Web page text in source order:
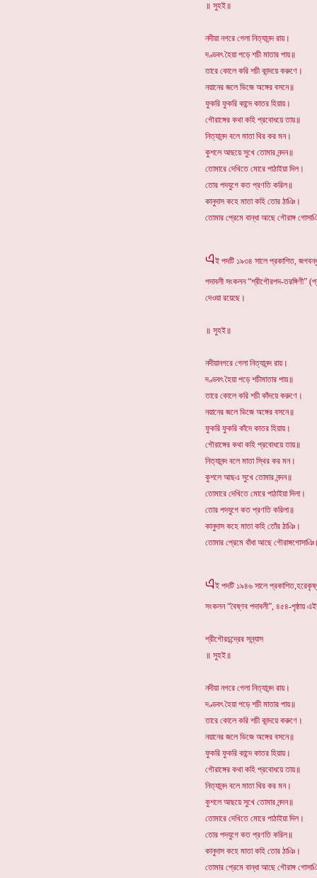
॥ সুহই॥
নদীয়া নগরে গেলা নিত্যানন্দ রায়।
দণ্ডবৎ হৈয়া পড়ে শচী মাতার পায়॥
তারে কোলে করি শচী কান্দয়ে করুণে।
নয়ানের জলে ভিজে অঙ্গের বসনে॥
ফুকরি ফুকরি কান্দে কাতর হিয়ায়।
গৌরাঙ্গের কথা কহি প্রবোধয়ে তায়॥
নিত্যানন্দ বলে মাতা থির কর মন।
কুশলে আছয়ে সুখে তোমার নন্দন॥
তোমারে দেখিতে মোরে পাঠাইয়া দিল।
তোর পদযুগে কত প্রণতি করিল॥
কানুদাস কহে মাতা কহি তোর ঠাঞি।
তোমার প্রেমে বান্ধা আছে গৌরাঙ্গ
এই পদটি ১৯৩৪ সালে প্রকাশিত,
পদাবলী সংকলন “শ্রীগৌরপদ-
দেওয়া রয়েছে।
॥ সুহই॥
নদীয়ানগরে গেলা নিত্যানন্দ রায়।
দণ্ডবৎ হৈয়া পড়ে শচীমাতার পায়॥
তারে কোলে করি শচী কাঁদয়ে করুণে।
নয়ানের জলে ভিজে অঙ্গের বসনে॥
ফুকরি ফুকরি কাঁদে কাতর হিয়ায়।
গৌরাঙ্গের কথা কহি প্রবোধয়ে তায়॥
নিত্যানন্দ বলে মাতা স্থির কর মন।
কুশলে আছএ সুখে তোমার নন্দন॥
তোমারে দেখিতে মোরে পাঠাইয়া দিলা।
তোর পদযুগে কত প্রণতি করিলা॥
কানুদাস কহে মাতা কহি তোঁর ঠাঞি।
তোমার প্রেমে বাঁধা আছে
এই পদটি ১৯৪৬ সালে
সংকলন “বৈষ্ণব পদাবলী”, ৪৫৪-পৃষ্ঠায়
শ্রীগৌরচন্দ্রের সন্ন্যাস
॥ সুহই॥
নদীয়া নগরে গেলা নিত্যানন্দ রায়।
দণ্ডবৎ হৈয়া পড়ে শচী মাতার পায়॥
তারে কোলে করি শচী কান্দয়ে করুণে।
নয়ানের জলে ভিজে অঙ্গের বসনে॥
ফুকরি ফুকরি কান্দে কাতর হিয়ায়।
গৌরাঙ্গের কথা কহি প্রবোধয়ে তায়॥
নিত্যানন্দ বলে মাতা থির কর মন।
কুশলে আছয়ে সুখে তোমার নন্দন॥
তোমারে দেখিতে মোরে পাঠাইয়া দিল।
তোর পদযুগে কত প্রণতি করিল॥
কানুদাস কহে মাতা কহি তোর ঠাঞি।
তোমার প্রেমে বান্ধা আছে গৌরাঙ্গ